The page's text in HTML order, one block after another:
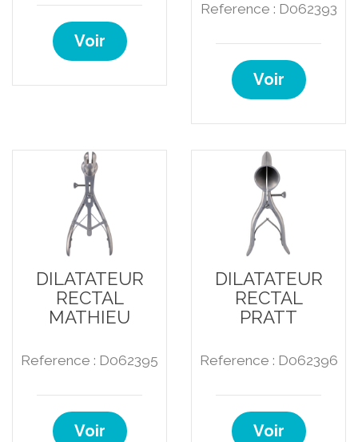
Voir
Reference : D062393
Voir
DILATATEUR
RECTAL
MATHIEU
Reference : D062395
Voir
DILATATEUR
RECTAL
PRATT
Reference : D062396
Voir